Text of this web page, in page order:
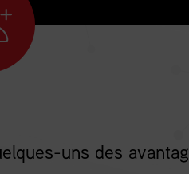
uns des